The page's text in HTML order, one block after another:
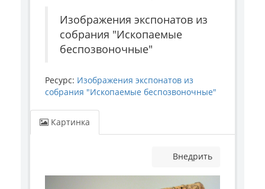
Изображения экспонатов из
собрания "Ископаемые
беспозвоночные"
Ресурс: Изображения экспонатов из
собрания "Ископаемые беспозвоночные"
Картинка
Внедрить